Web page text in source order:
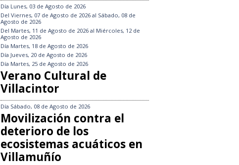
Día Lunes, 03 de Agosto de 2026
Del Viernes, 07 de Agosto de 2026 al Sábado, 08 de
Agosto de 2026
Del Martes, 11 de Agosto de 2026 al Miércoles, 12 de
Agosto de 2026
Día Martes, 18 de Agosto de 2026
Día Jueves, 20 de Agosto de 2026
Día Martes, 25 de Agosto de 2026
Verano Cultural de
Villacintor
Día Sábado, 08 de Agosto de 2026
Movilización contra el
deterioro de los
ecosistemas acuáticos en
Villamuñío